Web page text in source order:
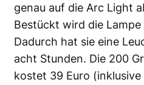
genau auf die Arc Light
Bestückt wird die
Dadurch hat sie eine
acht Stunden. Die 200
kostet 39 Euro